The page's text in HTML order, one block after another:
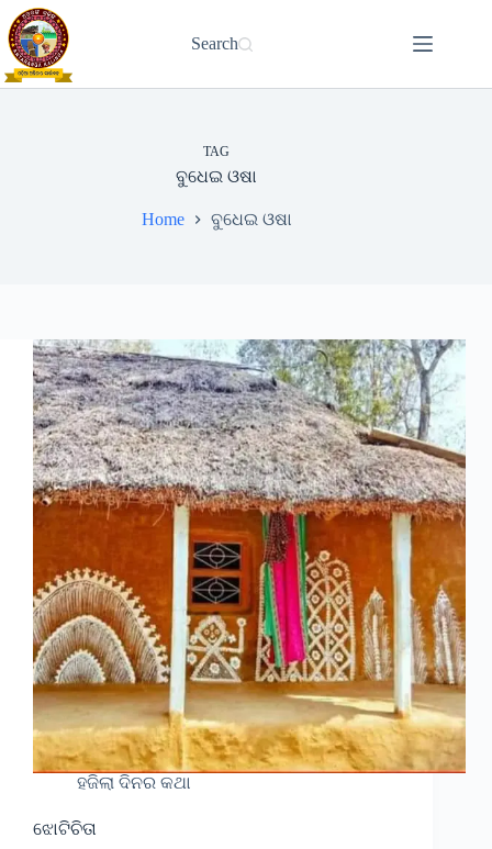
Skip
to
content
Search
TAG
ବୁଧେଇ ଓଷା
Home ବୁଧେଇ ଓଷା
ହଜିଲା ଦିନର କଥା
ଝୋଟିଚିତା